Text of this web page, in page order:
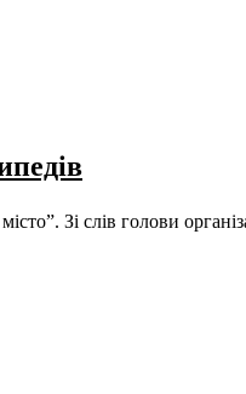
Зі слів голови